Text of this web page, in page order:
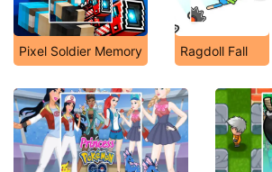
Pixel Soldier Memory Ragdoll Fall